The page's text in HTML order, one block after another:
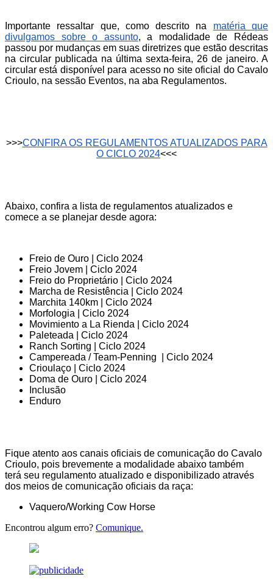
Importante ressaltar que, como descrito na matéria que
divulgamos sobre o assunto, a modalidade de Rédeas
passou por mudanças em suas diretrizes que estão descritas
na circular publicada na última sexta-feira, 26 de janeiro. A
circular está disponível para acesso no site oficial do Cavalo
Crioulo, na sessão Eventos, na aba Regulamentos.
>>>CONFIRA OS REGULAMENTOS ATUALIZADOS PARA
O CICLO 2024<<<
Abaixo, confira a lista de regulamentos atualizados e
comece a se planejar desde agora:
Freio de Ouro | Ciclo 2024
Freio Jovem | Ciclo 2024
Freio do Proprietário | Ciclo 2024
Marcha de Resistência | Ciclo 2024
Marchita 140km | Ciclo 2024
Morfologia | Ciclo 2024
Movimiento a La Rienda | Ciclo 2024
Paleteada | Ciclo 2024
Ranch Sorting | Ciclo 2024
Campereada / Team-Penning | Ciclo 2024
Crioulaço | Ciclo 2024
Doma de Ouro | Ciclo 2024
Inclusão
Enduro
Fique atento aos canais oficiais de comunicação do Cavalo
Crioulo, pois brevemente a modalidade abaixo também
terá seu regulamento atualizado e disponibilizado através
dos meios de comunicação oficiais da raça:
Vaquero/Working Cow Horse
Encontrou algum erro? Comunique.